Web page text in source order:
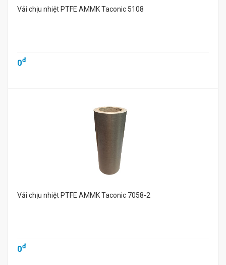
Vải chịu nhiệt PTFE AMMK Taconic 5108
0đ
Vải chịu nhiệt PTFE AMMK Taconic 7058-2
0đ